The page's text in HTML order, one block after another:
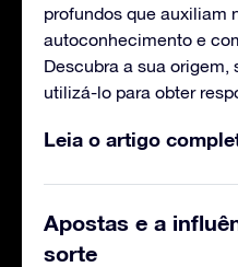
profundos que auxiliam
autoconhecimento e
Descubra a sua
utilizá-lo para obter
Leia o artigo
Apostas e a
sorte